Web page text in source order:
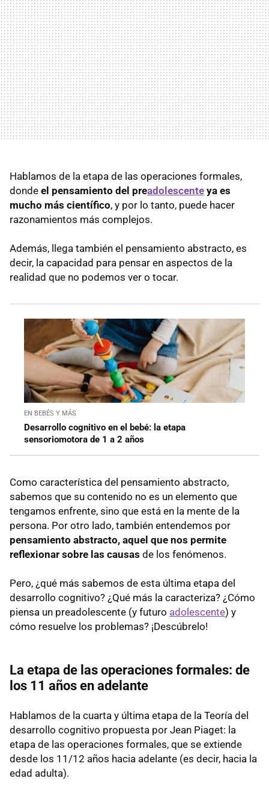
Hablamos de la etapa de las operaciones formales,
donde el pensamiento del preadolescente ya es
mucho más científico, y por lo tanto, puede hacer
razonamientos más complejos.
Además, llega también el pensamiento abstracto, es
decir, la capacidad para pensar en aspectos de la
realidad que no podemos ver o tocar.
EN BEBÉS Y MÁS
Desarrollo cognitivo en el bebé: la etapa
sensoriomotora de 1 a 2 años
Como característica del pensamiento abstracto,
sabemos que su contenido no es un elemento que
tengamos enfrente, sino que está en la mente de la
persona. Por otro lado, también entendemos por
pensamiento abstracto, aquel que nos permite
reflexionar sobre las causas de los fenómenos.
Pero, ¿qué más sabemos de esta última etapa del
desarrollo cognitivo? ¿Qué más la caracteriza? ¿Cómo
piensa un preadolescente (y futuro adolescente) y
cómo resuelve los problemas? ¡Descúbrelo!
La etapa de las operaciones formales: de
los 11 años en adelante
Hablamos de la cuarta y última etapa de la Teoría del
desarrollo cognitivo propuesta por Jean Piaget: la
etapa de las operaciones formales, que se extiende
desde los 11/12 años hacia adelante (es decir, hacia la
edad adulta).